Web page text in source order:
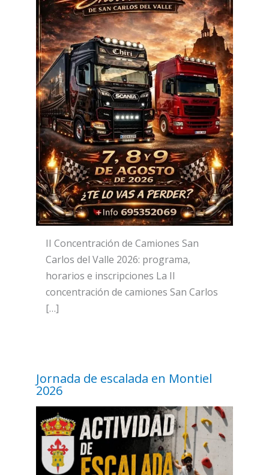
II Concentración de Camiones San
Carlos del Valle 2026: programa,
horarios e inscripciones La II
concentración de camiones San Carlos
[…]
Jornada de escalada en Montiel
2026